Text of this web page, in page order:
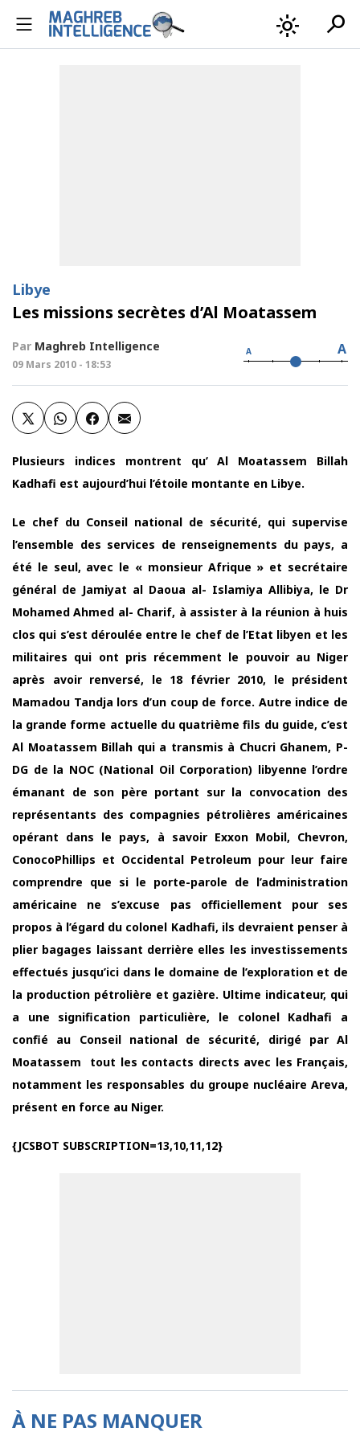
light_mode search
Libye
Les missions secrètes d’Al Moatassem
Par Maghreb Intelligence
09 Mars 2010 - 18:53
A A
Plusieurs indices montrent qu’ Al Moatassem Billah
Kadhafi est aujourd’hui l’étoile montante en Libye.
Le chef du Conseil national de sécurité, qui supervise
l’ensemble des services de renseignements du pays, a
été le seul, avec le « monsieur Afrique » et secrétaire
général de Jamiyat al Daoua al- Islamiya Allibiya, le Dr
Mohamed Ahmed al- Charif, à assister à la réunion à huis
clos qui s’est déroulée entre le chef de l’Etat libyen et les
militaires qui ont pris récemment le pouvoir au Niger
après avoir renversé, le 18 février 2010, le président
Mamadou Tandja lors d’un coup de force. Autre indice de
la grande forme actuelle du quatrième fils du guide, c’est
Al Moatassem Billah qui a transmis à Chucri Ghanem, P-
DG de la NOC (National Oil Corporation) libyenne l’ordre
émanant de son père portant sur la convocation des
représentants des compagnies pétrolières américaines
opérant dans le pays, à savoir Exxon Mobil, Chevron,
ConocoPhillips et Occidental Petroleum pour leur faire
comprendre que si le porte-parole de l’administration
américaine ne s’excuse pas officiellement pour ses
propos à l’égard du colonel Kadhafi, ils devraient penser à
plier bagages laissant derrière elles les investissements
effectués jusqu’ici dans le domaine de l’exploration et de
la production pétrolière et gazière. Ultime indicateur, qui
a une signification particulière, le colonel Kadhafi a
confié au Conseil national de sécurité, dirigé par Al
Moatassem tout les contacts directs avec les Français,
notamment les responsables du groupe nucléaire Areva,
présent en force au Niger.
{JCSBOT SUBSCRIPTION=13,10,11,12}
À NE PAS MANQUER